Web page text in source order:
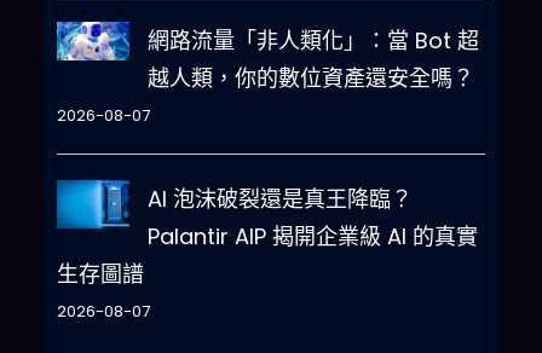
網路流量「非人類化」：當 Bot 超
越人類，你的數位資產還安全嗎？
2026-08-07
AI 泡沫破裂還是真王降臨？
Palantir AIP 揭開企業級 AI 的真實
生存圖譜
2026-08-07